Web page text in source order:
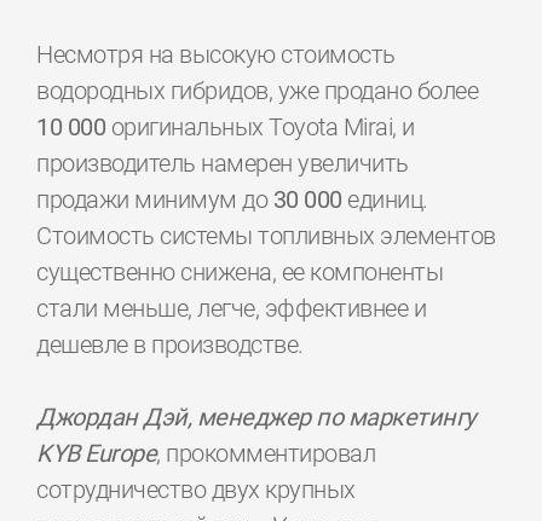
Несмотря на высокую стоимость
водородных гибридов, уже продано более
10 000 оригинальных Toyota Mirai, и
производитель намерен увеличить
продажи минимум до 30 000 единиц.
Стоимость системы топливных элементов
существенно снижена, ее компоненты
стали меньше, легче, эффективнее и
дешевле в производстве.
Джордан Дэй, менеджер по маркетингу
KYB Europe, прокомментировал
сотрудничество двух крупных